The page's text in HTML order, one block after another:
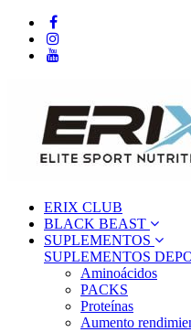
ERIX CLUB
BLACK BEAST
SUPLEMENTOS
SUPLEMENTOS
Aminoácidos
PACKS
Proteínas
Aumento